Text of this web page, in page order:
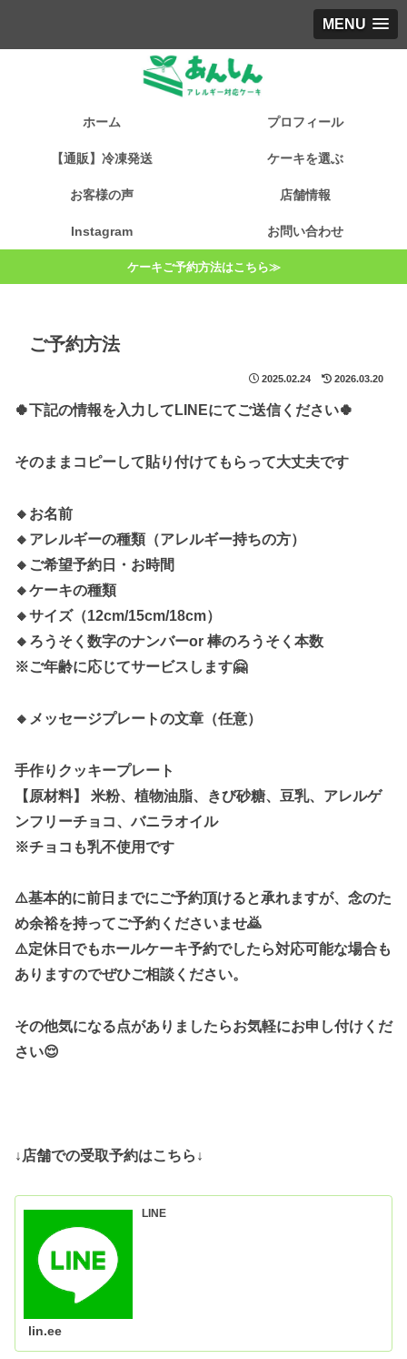
MENU
ホーム プロフィール
【通販】冷凍発送 ケーキを選ぶ
お客様の声 店舗情報
Instagram お問い合わせ
ケーキご予約方法はこちら≫
ご予約方法
2025.02.24 2026.03.20
🍀下記の情報を入力してLINEにてご送信ください🍀
そのままコピーして貼り付けてもらって大丈夫です
🔸お名前
🔸アレルギーの種類（アレルギー持ちの方）
🔸ご希望予約日・お時間
🔸ケーキの種類
🔸サイズ（12cm/15cm/18cm）
🔸ろうそく数字のナンバーor 棒のろうそく本数
※ご年齢に応じてサービスします🤗
🔸メッセージプレートの文章（任意）
手作りクッキープレート
【原材料】 米粉、植物油脂、きび砂糖、豆乳、アレルゲ
ンフリーチョコ、バニラオイル
※チョコも乳不使用です
⚠️基本的に前日までにご予約頂けると承れますが、念のた
め余裕を持ってご予約くださいませ🙇
⚠️定休日でもホールケーキ予約でしたら対応可能な場合も
ありますのでぜひご相談ください。
その他気になる点がありましたらお気軽にお申し付けくだ
さい😌
↓店舗での受取予約はこちら↓
LINE
lin.ee